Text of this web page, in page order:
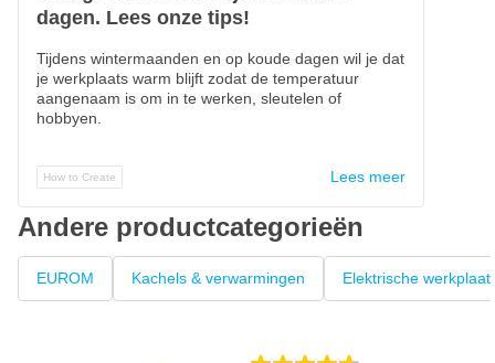
dagen. Lees onze tips!
Tijdens wintermaanden en op koude dagen wil je dat
je werkplaats warm blijft zodat de temperatuur
aangenaam is om in te werken, sleutelen of
hobbyen.
How to Create Lees meer
Andere productcategorieën
EUROM Kachels & verwarmingen Elektrische